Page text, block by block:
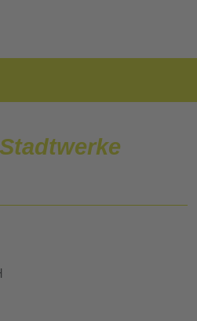
Stadtwerke